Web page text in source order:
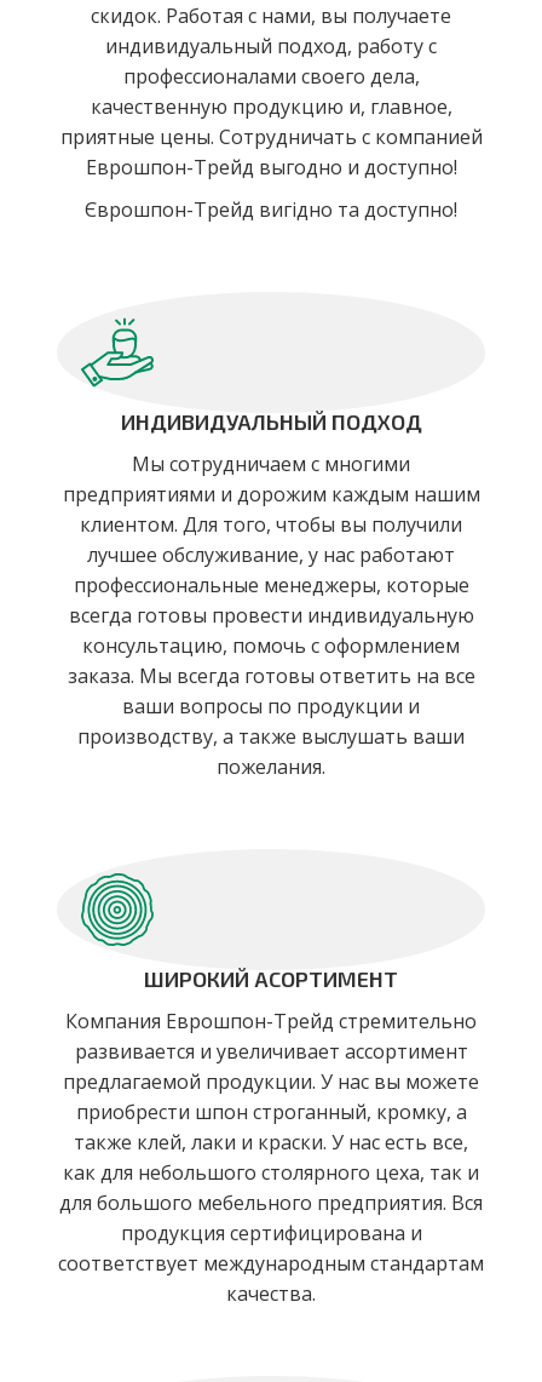
скидок. Работая с нами, вы получаете
индивидуальный подход, работу с
профессионалами своего дела,
качественную продукцию и, главное,
приятные цены. Сотрудничать с компанией
Еврошпон-Трейд выгодно и доступно!
Єврошпон-Трейд вигідно та доступно!
ИНДИВИДУАЛЬНЫЙ ПОДХОД
Мы сотрудничаем с многими
предприятиями и дорожим каждым нашим
клиентом. Для того, чтобы вы получили
лучшее обслуживание, у нас работают
профессиональные менеджеры, которые
всегда готовы провести индивидуальную
консультацию, помочь с оформлением
заказа. Мы всегда готовы ответить на все
ваши вопросы по продукции и
производству, а также выслушать ваши
пожелания.
ШИРОКИЙ АСОРТИМЕНТ
Компания Еврошпон-Трейд стремительно
развивается и увеличивает ассортимент
предлагаемой продукции. У нас вы можете
приобрести шпон строганный, кромку, а
также клей, лаки и краски. У нас есть все,
как для небольшого столярного цеха, так и
для большого мебельного предприятия. Вся
продукция сертифицирована и
соответствует международным стандартам
качества.